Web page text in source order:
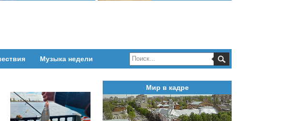
Музыка недели
Мир в кадре